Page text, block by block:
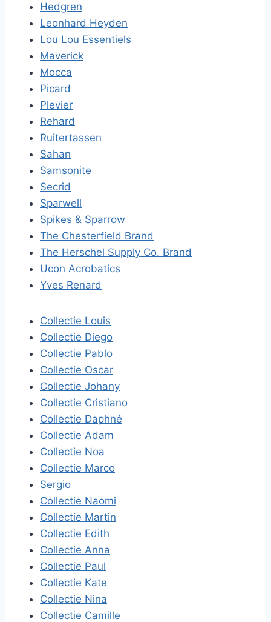
Hedgren
Leonhard Heyden
Lou Lou Essentiels
Maverick
Mocca
Picard
Plevier
Rehard
Ruitertassen
Sahan
Samsonite
Secrid
Sparwell
Spikes & Sparrow
The Chesterfield Brand
The Herschel Supply Co. Brand
Ucon Acrobatics
Yves Renard
Collectie Louis
Collectie Diego
Collectie Pablo
Collectie Oscar
Collectie Johany
Collectie Cristiano
Collectie Daphné
Collectie Adam
Collectie Noa
Collectie Marco
Sergio
Collectie Naomi
Collectie Martin
Collectie Edith
Collectie Anna
Collectie Paul
Collectie Kate
Collectie Nina
Collectie Camille